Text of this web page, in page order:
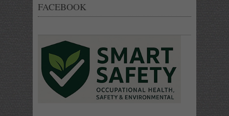
FACEBOOK